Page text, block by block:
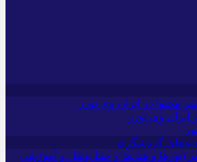
محتوا در ایران وی تورز
ایران وی تورز
گردشگری
(تورها و هتل‌ها و حمل‌و‌نقل و آموزشی